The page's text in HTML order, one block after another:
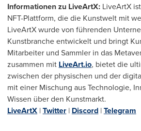
Informationen zu LiveArtX: LiveArtX
NFT-Plattform, die die Kunstwelt mit
LiveArtX wurde von führenden
Kunstbranche entwickelt und bringt
Mitarbeiter und Sammler in das
zusammen mit LiveArt.io, bietet die
zwischen der physischen und der
mit einer Mischung aus Technologie,
Wissen über den Kunstmarkt.
LiveArtX |Twitter | Discord |Telegram